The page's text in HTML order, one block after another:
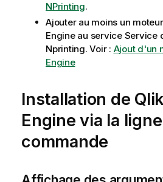
NPrinting.
Ajouter au moins un moteur
Engineau service Service
Nprinting. Voir : Ajout d'un
Engine
Installation de
Engine via la
commande